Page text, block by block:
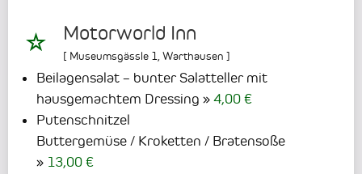
Motorworld Inn
[ Museumsgässle 1 Warthausen ]
Beilagensalat – bunter Salatteller mit
hausgemachtem Dressing
4,00 €
Putenschnitzel
Buttergemüse / Kroketten / Bratensoße
13,00 €